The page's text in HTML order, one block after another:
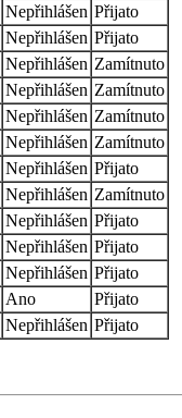
Nepřihlášen Přijato
Nepřihlášen Přijato
Nepřihlášen Zamítnuto
Nepřihlášen Zamítnuto
Nepřihlášen Zamítnuto
Nepřihlášen Zamítnuto
Nepřihlášen Přijato
Nepřihlášen Zamítnuto
Nepřihlášen Přijato
Nepřihlášen Přijato
Nepřihlášen Přijato
Ano
Přijato
Nepřihlášen Přijato